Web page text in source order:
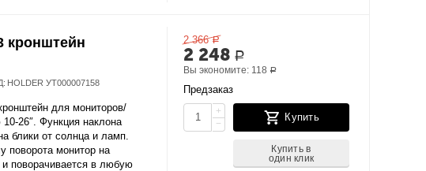
кронштейн
HOLDER УТ000007158
для мониторов/
26″. Функция наклона
блики от солнца и ламп.
поворота монитор на
и поворачивается в любую
2 366 Р
2 248 Р
Вы экономите: 118 Р
Предзаказ
+
−
Купить
Купить в
один клик